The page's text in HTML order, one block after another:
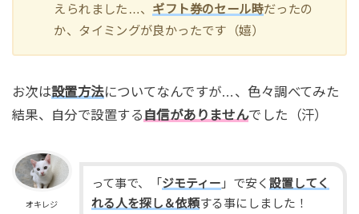
えられました…、 ギフト券のセール時だったの
か、タイミングが良かったです（嬉）
お次は設置方法についてなんですが…、色々調べてみた
結果、自分で設置する 自信がありませんでした（汗）
オキレジ
って事で、「 ジモティー 」で安く 設置してく
れる人を探し＆依頼する事にしました！